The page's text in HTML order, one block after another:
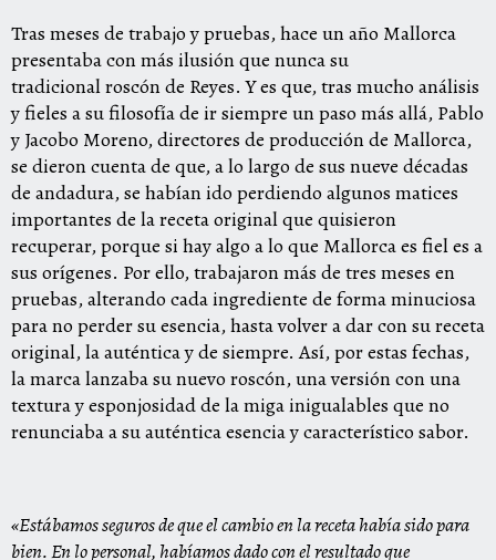
Tras meses de trabajo y pruebas, hace un año Mallorca
presentaba con más ilusión que nunca su
tradicionalroscónde Reyes. Y es que, tras mucho análisis
y fieles a su filosofía de ir siempre un paso más allá, Pablo
y Jacobo Moreno, directores de producción de Mallorca,
se dieron cuenta de que, a lo largo de sus nueve décadas
de andadura, se habían ido perdiendo algunos matices
importantes de la receta original que quisieron
recuperar, porque si hay algo a lo que Mallorca es fiel es a
sus orígenes. Por ello, trabajaron más de tres meses en
pruebas, alterando cada ingrediente de forma minuciosa
para no perder su esencia, hasta volver a dar con su receta
original, la auténtica y de siempre. Así, por estas fechas,
la marca lanzaba su nuevo roscón, una versión con una
textura y esponjosidad de la miga inigualables que no
renunciaba a su auténtica esencia y característico sabor.
«Estábamos seguros de que el cambio en la receta había sido para
bien. En lo personal, habíamos dado con el resultado que